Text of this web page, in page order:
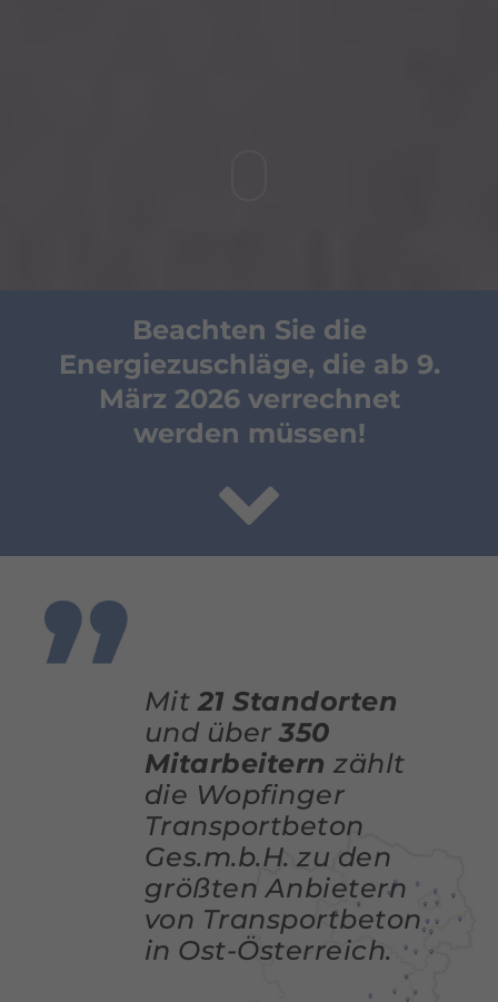
Beachten Sie die
Energiezuschläge, die ab 9.
März 2026 verrechnet
werden müssen!
Mit21 Standorten
und über350
Mitarbeitern zählt
die Wopfinger
Transportbeton
Ges.m.b.H. zu den
größten Anbietern
von Transportbeton
in Ost-Österreich.